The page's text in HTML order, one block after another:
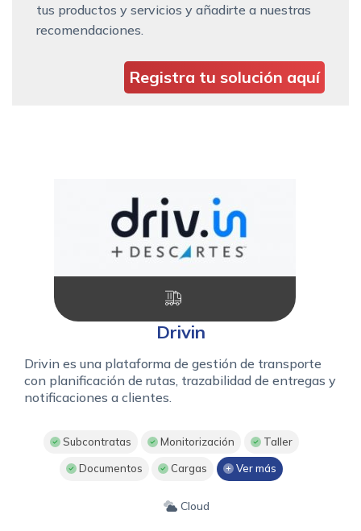
tus productos y servicios y añadirte a nuestras
recomendaciones.
Registra tu solución aquí
Drivin
Drivin es una plataforma de gestión de transporte
con planificación de rutas, trazabilidad de entregas y
notificaciones a clientes.
Subcontratas Monitorización Taller
Documentos Cargas Ver más
Cloud